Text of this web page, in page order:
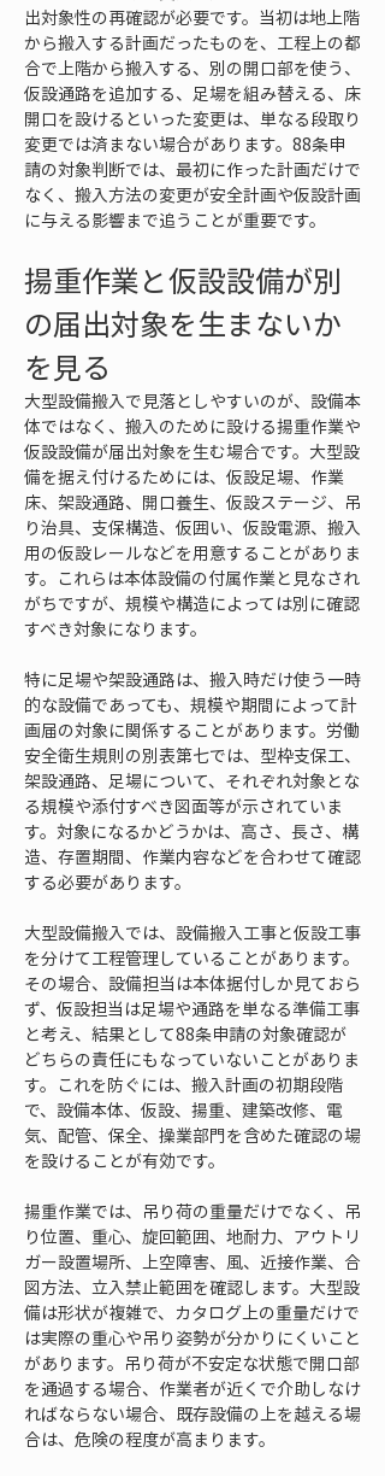
出対象性の再確認が必要です。当初は地上階
から搬入する計画だったものを、工程上の都
合で上階から搬入する、別の開口部を使う、
仮設通路を追加する、足場を組み替える、床
開口を設けるといった変更は、単なる段取り
変更では済まない場合があります。88条申
請の対象判断では、最初に作った計画だけで
なく、搬入方法の変更が安全計画や仮設計画
に与える影響まで追うことが重要です。
揚重作業と仮設設備が別
の届出対象を生まないか
を見る
大型設備搬入で見落としやすいのが、設備本
体ではなく、搬入のために設ける揚重作業や
仮設設備が届出対象を生む場合です。大型設
備を据え付けるためには、仮設足場、作業
床、架設通路、開口養生、仮設ステージ、吊
り治具、支保構造、仮囲い、仮設電源、搬入
用の仮設レールなどを用意することがありま
す。これらは本体設備の付属作業と見なされ
がちですが、規模や構造によっては別に確認
すべき対象になります。
特に足場や架設通路は、搬入時だけ使う一時
的な設備であっても、規模や期間によって計
画届の対象に関係することがあります。労働
安全衛生規則の別表第七では、型枠支保工、
架設通路、足場について、それぞれ対象とな
る規模や添付すべき図面等が示されていま
す。対象になるかどうかは、高さ、長さ、構
造、存置期間、作業内容などを合わせて確認
する必要があります。
大型設備搬入では、設備搬入工事と仮設工事
を分けて工程管理していることがあります。
その場合、設備担当は本体据付しか見ておら
ず、仮設担当は足場や通路を単なる準備工事
と考え、結果として88条申請の対象確認が
どちらの責任にもなっていないことがありま
す。これを防ぐには、搬入計画の初期段階
で、設備本体、仮設、揚重、建築改修、電
気、配管、保全、操業部門を含めた確認の場
を設けることが有効です。
揚重作業では、吊り荷の重量だけでなく、吊
り位置、重心、旋回範囲、地耐力、アウトリ
ガー設置場所、上空障害、風、近接作業、合
図方法、立入禁止範囲を確認します。大型設
備は形状が複雑で、カタログ上の重量だけで
は実際の重心や吊り姿勢が分かりにくいこと
があります。吊り荷が不安定な状態で開口部
を通過する場合、作業者が近くで介助しなけ
ればならない場合、既存設備の上を越える場
合は、危険の程度が高まります。